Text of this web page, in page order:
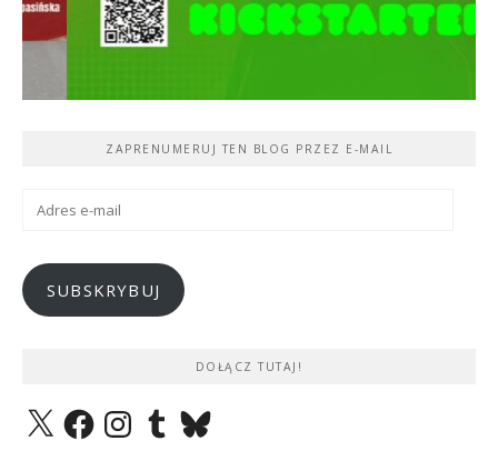
ZAPRENUMERUJ TEN BLOG PRZEZ E-MAIL
Adres
SUBSKRYBUJ
DOŁĄCZ TUTAJ!
X FacebookInstagramTumblrBluesky